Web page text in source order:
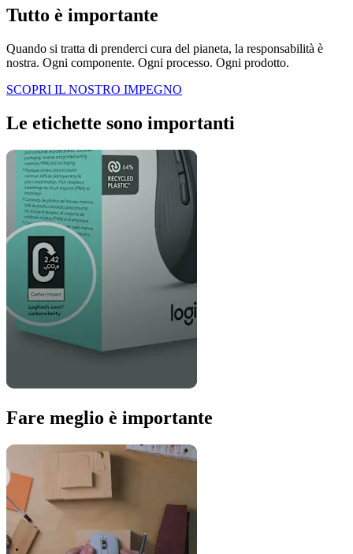
Tutto è importante
Quando si tratta di prenderci cura del pianeta, la responsabilità è
nostra. Ogni componente. Ogni processo. Ogni prodotto.
SCOPRI IL NOSTRO IMPEGNO
Le etichette sono importanti
Fare meglio è importante